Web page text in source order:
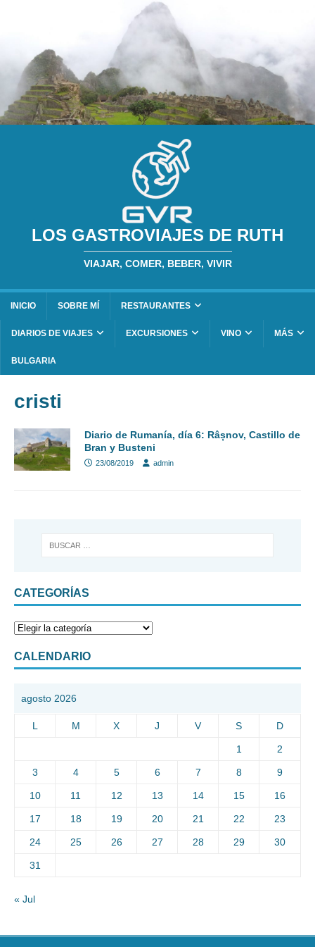
LOS GASTROVIAJES DE RUTH
VIAJAR, COMER, BEBER, VIVIR
INICIO SOBRE MÍ RESTAURANTES
DIARIOS DE VIAJES EXCURSIONES VINO MÁS
BULGARIA
cristi
Diario de Rumanía, día 6: Râșnov, Castillo de
Bran y Busteni
23/08/2019 admin
CATEGORÍAS
CALENDARIO
agosto 2026
L M X J V S D
1 2
3 4 5 6 7 8 9
10 11 12 13 14 15 16
17 18 19 20 21 22 23
24 25 26 27 28 29 30
31
« Jul